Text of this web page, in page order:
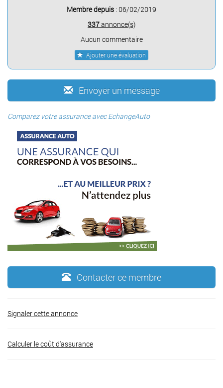
Membre depuis : 06/02/2019
337annonce(s)
Aucun commentaire
Ajouter une évaluation
Envoyer un message
Comparez votre assurance avec EchangeAuto
Contacter ce membre
Signaler cette annonce
Calculer le coût d'assurance